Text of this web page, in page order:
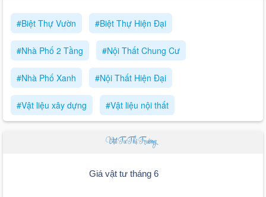
#Biệt Thự Vườn #Biệt Thự Hiện Đại
#Nhà Phố 2 Tầng #Nội Thất Chung Cư
#Nhà Phố Xanh #Nội Thất Hiện Đại
#Vật liệu xây dựng #Vật liệu nội thất
Vật Tư Thị Trường
Giá vật tư tháng 6